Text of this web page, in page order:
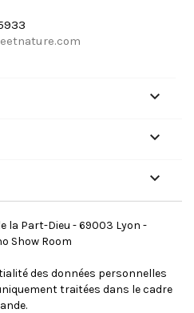



la Part-Dieu - 69003 Lyon -
Show Room
des données personnelles
traitées dans le cadre